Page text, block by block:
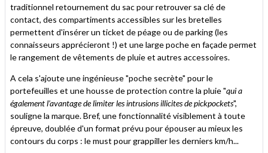
traditionnel retournement du sac pour retrouver sa clé de
contact, des compartiments accessibles sur les bretelles
permettent d'insérer un ticket de péage ou de parking (les
connaisseurs apprécieront !) et une large poche en façade permet
le rangement de vêtements de pluie et autres accessoires.
A cela s'ajoute une ingénieuse "poche secrète" pour le
portefeuilles et une housse de protection contre la pluie "qui a
également l’avantage de limiter les intrusions illicites de pickpockets",
souligne la marque. Bref, une fonctionnalité visiblement à toute
épreuve, doublée d'un format prévu pour épouser au mieux les
contours du corps : le must pour grappiller les derniers km/h...